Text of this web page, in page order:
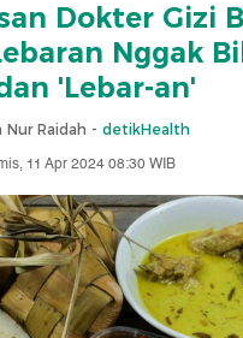
Dokter Gizi
Nggak
'Lebar-an'
Nur Raidah - detikHealth
11 Apr 2024 08:30 WIB